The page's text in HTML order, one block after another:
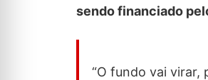
sendo financiado
“O fundo vai virar,